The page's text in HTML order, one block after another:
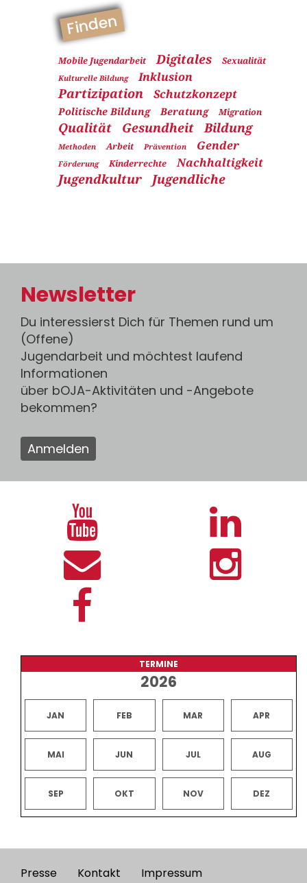
Finden
Mobile Jugendarbeit Digitales Sexualität
Kulturelle Bildung Inklusion
Partizipation Schutzkonzept
Politische Bildung Beratung Migration
Qualität Gesundheit Bildung
Methoden Arbeit Prävention Gender
Förderung Kinderrechte Nachhaltigkeit
Jugendkultur Jugendliche
Newsletter
Du interessierst Dich für Themen rund um
(Offene)
Jugendarbeit und möchtest laufend
Informationen
über bOJA-Aktivitäten und -Angebote
bekommen?
Anmelden
TERMINE
2026
JAN FEB MAR APR
MAI JUN JUL AUG
SEP OKT NOV DEZ
Presse Kontakt Impressum